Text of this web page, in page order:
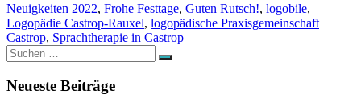
Neuigkeiten 2022, Frohe Festtage, Guten Rutsch!, logobile,
Logopädie Castrop-Rauxel, logopädische Praxisgemeinschaft
Castrop, Sprachtherapie in Castrop
Suchen
nach:
Suchen
Neueste Beiträge